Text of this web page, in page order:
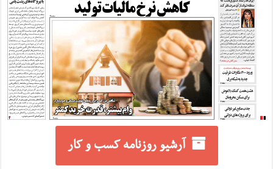
آرشیو روزنامه کسب و کار